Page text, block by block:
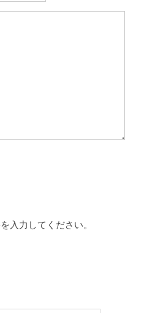
入力してください。